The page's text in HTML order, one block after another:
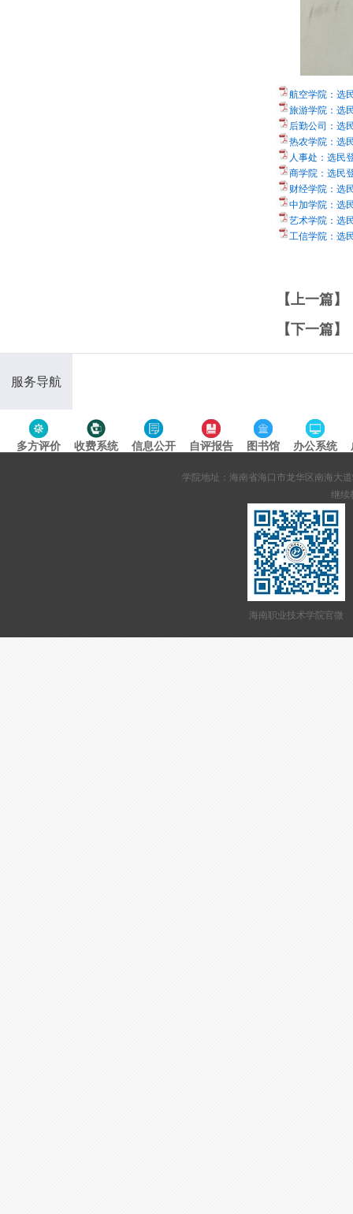
航空学院：选
旅游学院：选
后勤公司：选
热农学院：选
人事处：选民
商学院：选民
财经学院：选
中加学院：选
艺术学院：选
工信学院：选
【上一篇】
【下一篇】
服务导航
多方评价 收费系统 信息公开 自评报告 图书馆 办公系统
学院地址：海南省海口市龙华区南海大道
继续
海南职业技术学院官微